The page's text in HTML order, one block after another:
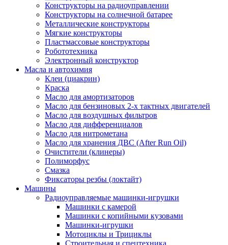
Конструкторы на радиоуправлении
Конструкторы на солнечной батарее
Металлические конструкторы
Мягкие конструкторы
Пластмассовые конструкторы
Робототехника
Электронный конструктор
Масла и автохимия
Клеи (циакрин)
Краска
Масло для амортизаторов
Масло для бензиновых 2-х тактных двигателей
Масло для воздушных фильтров
Масло для дифференциалов
Масло для нитрометана
Масло для хранения ДВС (After Run Oil)
Очистители (клинеры)
Полиморфус
Смазка
Фиксаторы резбы (локтайт)
Машины
Радиоуправляемые машинки-игрушки
Машинки с камерой
Машинки с копийными кузовами
Машинки-игрушки
Мотоциклы и Трициклы
Строительная и спецтехника